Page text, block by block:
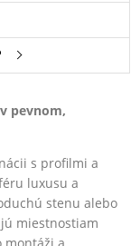
pevnom,
s profilmi a
luxusu a
stenu alebo
miestnostiam